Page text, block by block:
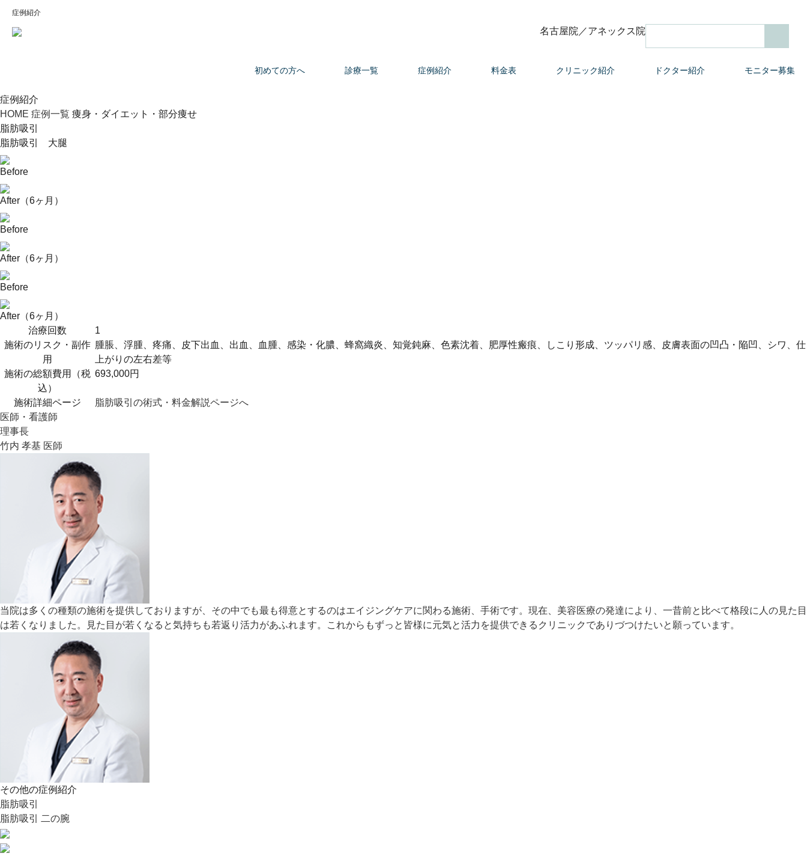
症例紹介
名古屋院 ／アネックス院
初めての方へ 診療一覧 症例紹介 料金表 クリニック紹介 ドクター紹介 モニター募集
症例紹介
HOME 症例一覧 痩身・ダイエット・部分痩せ
脂肪吸引
脂肪吸引 大腿
Before
After（6ヶ月）
Before
After（6ヶ月）
Before
After（6ヶ月）
治療回数
1
施術のリスク・副作
用
腫脹、浮腫、疼痛、皮下出血、出血、血腫、感染・化膿、蜂窩織炎、知覚鈍麻、色素沈着、肥厚性瘢痕、しこり形成、ツッパリ感、皮膚表面の凹凸・陥凹、シワ、仕
上がりの左右差等
施術の総額費用（税
込）
693,000円
施術詳細ページ
脂肪吸引の術式・料金解説ページへ
医師・看護師
理事長
竹内 孝基 医師
当院は多くの種類の施術を提供しておりますが、その中でも最も得意とするのはエイジングケアに関わる施術、手術です。現在、美容医療の発達により、一昔前と比べて格段に人の見た目
は若くなりました。見た目が若くなると気持ちも若返り活力があふれます。これからもずっと皆様に元気と活力を提供できるクリニックでありづつけたいと願っています。
その他の症例紹介
脂肪吸引
脂肪吸引 二の腕